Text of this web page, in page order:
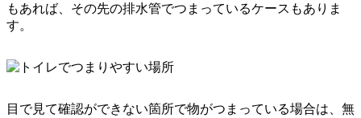
もあれば、その先の排水管でつまっているケースもありま
す。
目で見て確認ができない箇所で物がつまっている場合は、無